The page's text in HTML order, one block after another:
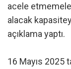
acele
alacak
açıklama yaptı.
16 Mayıs 2025